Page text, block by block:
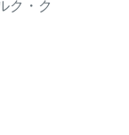
ク・ク